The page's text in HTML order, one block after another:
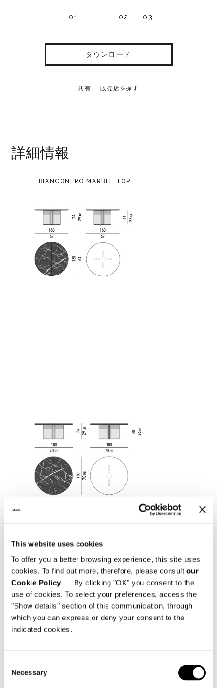
This website uses cookies
To offer you a better browsing experience, this site uses
cookies. To find out more, therefore, please consult our
Cookie Policy. By clicking "OK" you consent to the
use of cookies. To select your preferences, access the
"Show details" section of this communication, through
which you can express or deny your consent to the
indicated cookies.
Selection
Necessary
01 02 03
ダウンロード
共有 販売店を探す
詳細情報
BIANCONERO MARBLE TOP